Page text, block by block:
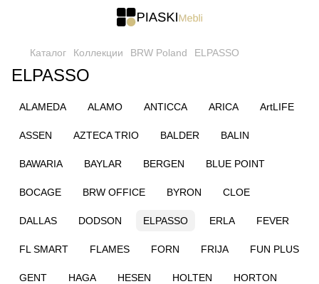
Каталог Коллекции BRW Poland ELPASSO
ELPASSO
ALAMEDA ALAMO ANTICCA ARICA ArtLIFE
ASSEN AZTECA TRIO BALDER BALIN
BAWARIA BAYLAR BERGEN BLUE POINT
BOCAGE BRW OFFICE BYRON CLOE
DALLAS DODSON ELPASSO ERLA FEVER
FL SMART FLAMES FORN FRIJA FUN PLUS
GENT HAGA HESEN HOLTEN HORTON